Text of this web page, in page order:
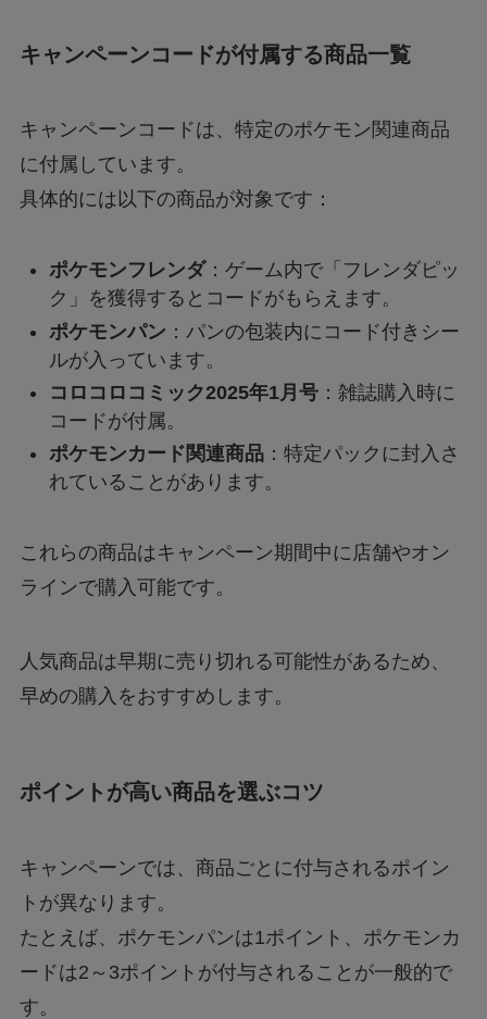
題の男性は誰？
【漫画】ツンデレ暴力ヒロインを真の暴力でわ
ハンターハンターの一番くじは何時から？ラス
トワン賞を手に入れる方法とは？
【大阪天満橋ドローンショー】おすすめ鑑賞ス
キャンペーンコードが付属する商品一覧
キャンペーンコードは、特定のポケモン関連商品
に付属しています。
具体的には以下の商品が対象です：
ポケモンフレンダ：ゲーム内で「フレンダピッ
ク」を獲得するとコードがもらえます。
ポケモンパン ：パンの包装内にコード付きシー
ルが入っています。
コロコロコミック2025年1月号：雑誌購入時に
コードが付属。
ポケモンカード関連商品：特定パックに封入さ
れていることがあります。
これらの商品はキャンペーン期間中に店舗やオン
ラインで購入可能です。
人気商品は早期に売り切れる可能性があるため、
早めの購入をおすすめします。
ポイントが高い商品を選ぶコツ
キャンペーンでは、商品ごとに付与されるポイン
トが異なります。
たとえば、ポケモンパンは1ポイント、ポケモンカ
ードは2～3ポイントが付与されることが一般的で
す。